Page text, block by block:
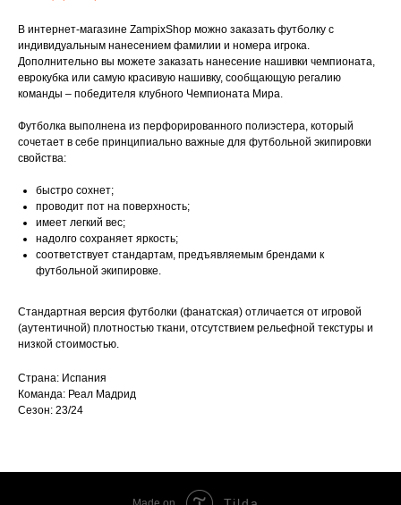
В интернет-магазине ZampixShop можно заказать футболку с
индивидуальным нанесением фамилии и номера игрока.
Дополнительно вы можете заказать нанесение нашивки чемпионата,
еврокубка или самую красивую нашивку, сообщающую регалию
команды – победителя клубного Чемпионата Мира.
Футболка выполнена из перфорированного полиэстера, который
сочетает в себе принципиально важные для футбольной экипировки
свойства:
быстро сохнет;
проводит пот на поверхность;
имеет легкий вес;
надолго сохраняет яркость;
соответствует стандартам, предъявляемым брендами к
футбольной экипировке.
Стандартная версия футболки (фанатская) отличается от игровой
(аутентичной) плотностью ткани, отсутствием рельефной текстуры и
низкой стоимостью.
Страна: Испания
Команда: Реал Мадрид
Сезон: 23/24